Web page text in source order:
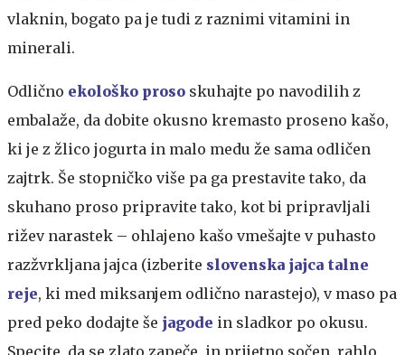
vlaknin, bogato pa je tudi z raznimi vitamini in
minerali.
Odlično ekološko proso skuhajte po navodilih z
embalaže, da dobite okusno kremasto proseno kašo,
ki je z žlico jogurta in malo medu že sama odličen
zajtrk. Še stopničko više pa ga prestavite tako, da
skuhano proso pripravite tako, kot bi pripravljali
rižev narastek – ohlajeno kašo vmešajte v puhasto
razžvrkljana jajca (izberite slovenska jajca talne
reje, ki med miksanjem odlično narastejo), v maso pa
pred peko dodajte še jagode in sladkor po okusu.
Specite, da se zlato zapeče, in prijetno sočen, rahlo